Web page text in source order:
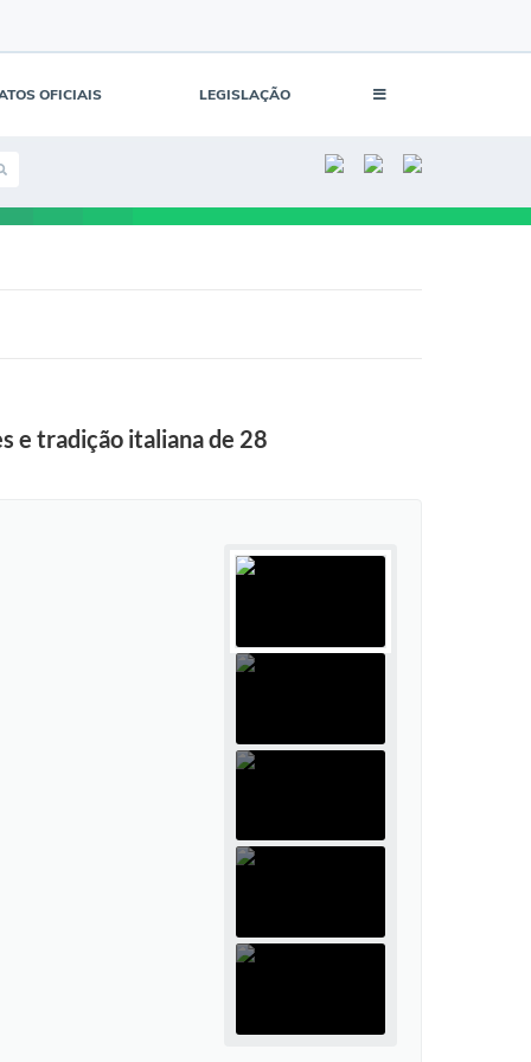
OFICIAIS LEGISLAÇÃO
e tradição italiana de 28